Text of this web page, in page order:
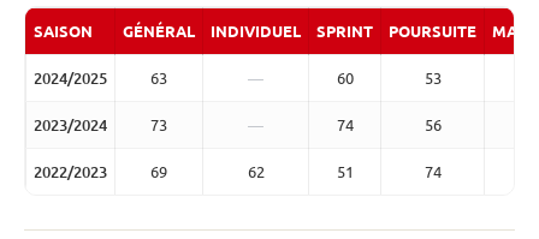
SAISON GÉNÉRAL INDIVIDUEL SPRINT POURSUITE
2024/2025 63 — 60 53
2023/2024 73 — 74 56
2022/2023 69 62 51 74